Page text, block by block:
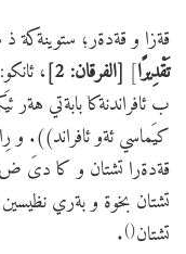
قةزا و قةدةر؛ ستوينةكة ذ
تَقْدِيرًا] [الفرقان: 2]
،
ب ئافراندنةكا بابةتي
كيَماسي ئةو ئافراند)). و
قةدةرا تشتان و كا دىَ
تشتان بخوة و بةري
تشتان()
.